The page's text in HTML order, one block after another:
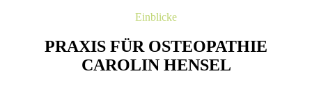
Einblicke
PRAXIS FÜR OSTEOPATHIE
CAROLIN HENSEL